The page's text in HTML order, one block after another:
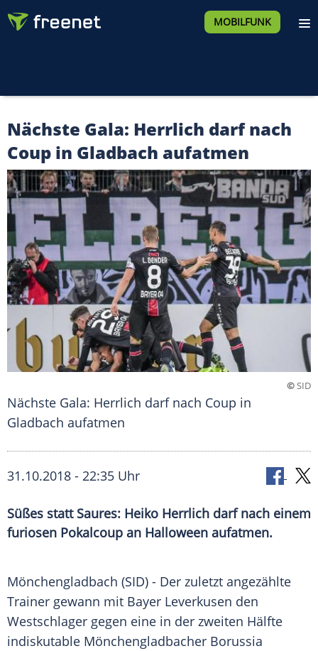
MOBILFUNK
Nächste Gala: Herrlich darf nach
Coup in Gladbach aufatmen
©SID
Nächste Gala: Herrlich darf nach Coup in
Gladbach aufatmen
31.10.2018 - 22:35 Uhr
Süßes statt Saures: Heiko Herrlich darf nach einem
furiosen Pokalcoup an Halloween aufatmen.
Mönchengladbach (SID) - Der zuletzt angezählte
Trainer gewann mit Bayer Leverkusen den
Westschlager gegen eine in der zweiten Hälfte
indiskutable Mönchengladbacher Borussia